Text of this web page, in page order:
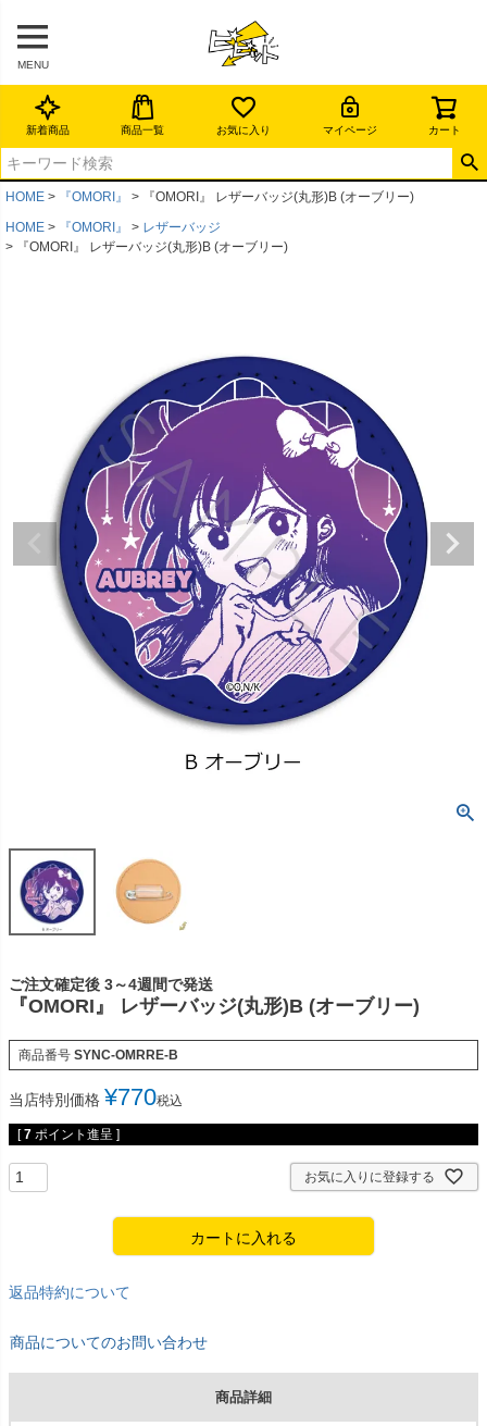
MENU
新着商品 商品一覧 お気に入り マイページ カート
HOME 『OMORI』
『OMORI』 レザーバッジ(丸形)B (オーブリー)
HOME
『OMORI』
レザーバッジ
『OMORI』 レザーバッジ(丸形)B (オーブリー)
ご注文確定後 3～4週間で発送
『OMORI』 レザーバッジ(丸形)B (オーブリー)
商品番号 SYNC-OMRRE-B
当店特別価格 ¥770税込
[ 7 ポイント進呈 ]
お気に入りに登録する
カートに入れる
返品特約について
商品についてのお問い合わせ
商品詳細